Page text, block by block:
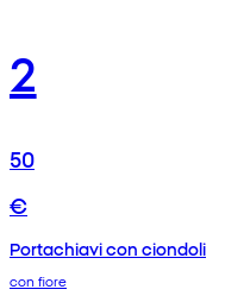
2
50
€
Portachiavi con ciondoli
con fiore